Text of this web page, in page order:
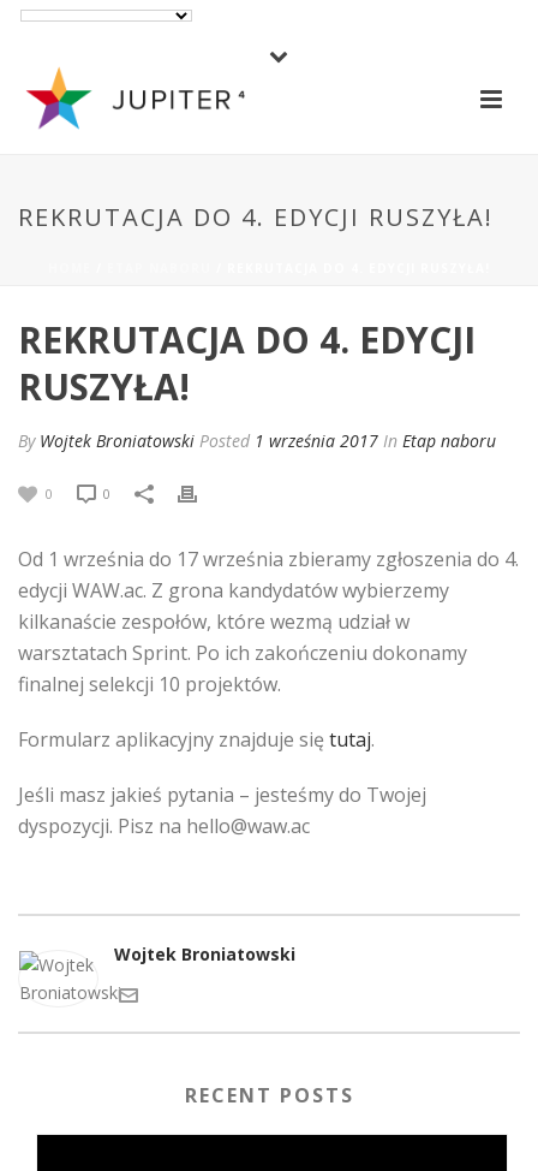
REKRUTACJA DO 4. EDYCJI RUSZYŁA!
REKRUTACJA DO 4. EDYCJI
RUSZYŁA!
By Wojtek Broniatowski Posted 1 września 2017 In Etap naboru
0 0
Od 1 września do 17 września zbieramy zgłoszenia do 4.
edycji WAW.ac. Z grona kandydatów wybierzemy
kilkanaście zespołów, które wezmą udział w
warsztatach Sprint. Po ich zakończeniu dokonamy
finalnej selekcji 10 projektów.
Formularz aplikacyjny znajduje się tutaj.
Jeśli masz jakieś pytania – jesteśmy do Twojej
dyspozycji. Pisz na hello@waw.ac
Wojtek Broniatowski
RECENT POSTS